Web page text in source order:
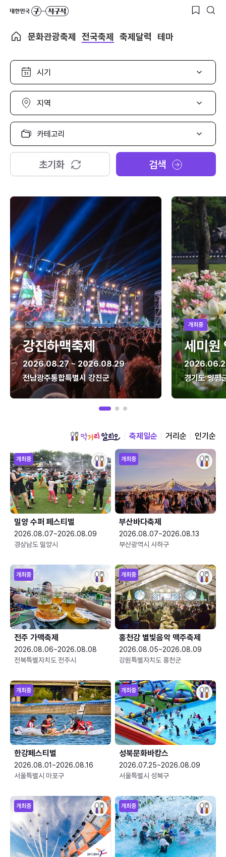
문화관광축제 전국축제 축제달력 테마
시
선
택
지
선
택
카
고
리
택
초기화 검색
강진하맥축제
2026.08.27 ~ 2026.08.29
전남광주통합특별시 강진군
개최중
세미원
경기도 양평
축제일순 거리순 인기순
개최중
밀양 수퍼 페스티벌
2026.08.07~2026.08.09
경상남도 밀양시
개최중
부산바다축제
2026.08.07~2026.08.13
부산광역시 사하구
개최중
전주 가맥축제
2026.08.06~2026.08.08
전북특별자치도 전주시
개최중
홍천강 별빛음악 맥주축제
2026.08.05~2026.08.09
강원특별자치도 홍천군
개최중
한강페스티벌
2026.08.01~2026.08.16
서울특별시 마포구
개최중
성북문화바캉스
2026.07.25~2026.08.09
서울특별시 성북구
개최중 개최중